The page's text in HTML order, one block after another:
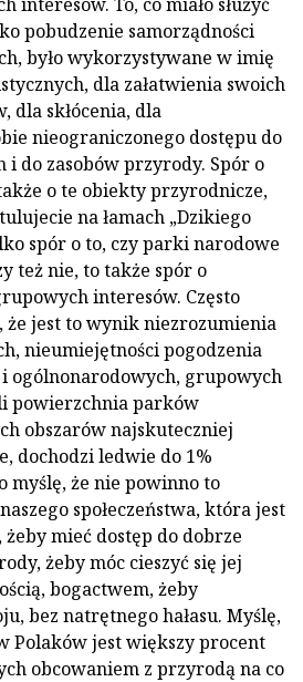
pobudzenie samorządności
było wykorzystywane w imię
dla załatwienia swoich
dla skłócenia, dla
nieograniczonego dostępu do
i do zasobów przyrody. Spór o
o te obiekty przyrodnicze,
na łamach „Dzikiego
spór o to, czy parki narodowe
też nie, to także spór o
interesów. Często
że jest to wynik niezrozumienia
nieumiejętności pogodzenia
ogólnonarodowych, grupowych
powierzchnia parków
obszarów najskuteczniej
dochodzi ledwie do 1%
że nie powinno to
społeczeństwa, która jest
mieć dostęp do dobrze
żeby móc cieszyć się jej
bogactwem, żeby
bez natrętnego hałasu. Myślę,
Polaków jest większy procent
obcowaniem z przyrodą na co